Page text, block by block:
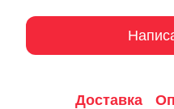
Доставка